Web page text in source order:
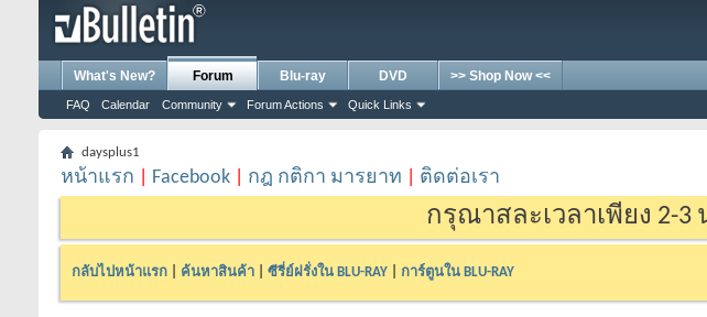
What's New? Forum
FAQ Calendar Community Forum Actions Quick Links
Blu-ray DVD >> Shop Now <<
daysplus1
หน้าแรก Facebook กฎ กติกา มารยาท ติดต่อเรา
กรุณาสละเวลาเพียง 2-3
กลับไปหน้าแรก ค้นหาสินค้า ซีรี่ย์ฝรั่งใน BLU-RAY การ์ตูนใน BLU-RAY